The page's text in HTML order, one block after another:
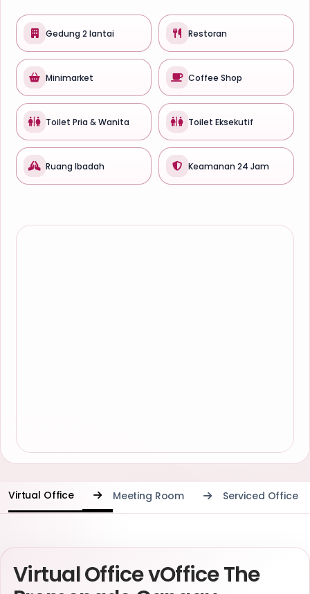
Gedung 2 lantai Restoran
Minimarket Coffee Shop
Toilet Pria & Wanita Toilet Eksekutif
Ruang Ibadah Keamanan 24 Jam
Virtual Office Meeting Room Serviced Office
Virtual Office vOffice The